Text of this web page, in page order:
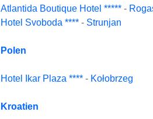
Atlantida Boutique Hotel ***** -
Hotel Svoboda **** - Strunjan
Polen
Hotel Ikar Plaza **** - Kołobrzeg
Kroatien